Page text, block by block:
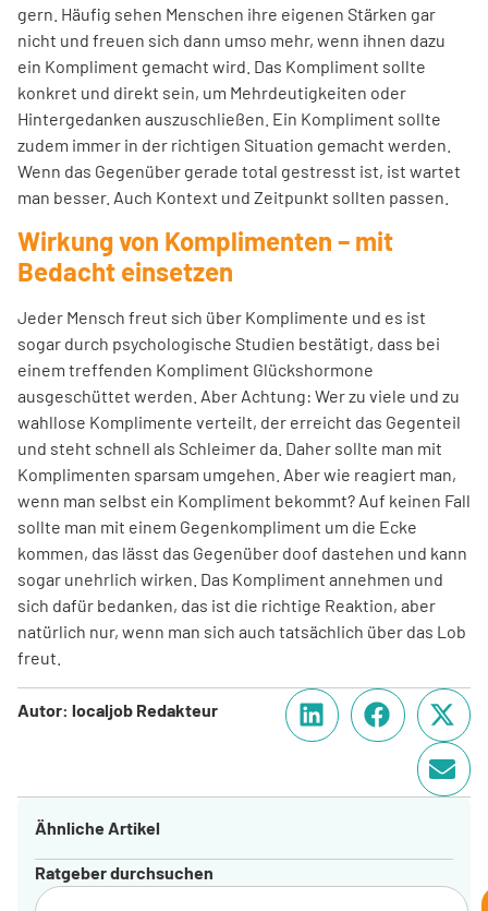
gern. Häufig sehen Menschen ihre eigenen Stärken gar
nicht und freuen sich dann umso mehr, wenn ihnen dazu
ein Kompliment gemacht wird. Das Kompliment sollte
konkret und direkt sein, um Mehrdeutigkeiten oder
Hintergedanken auszuschließen. Ein Kompliment sollte
zudem immer in der richtigen Situation gemacht werden.
Wenn das Gegenüber gerade total gestresst ist, ist wartet
man besser. Auch Kontext und Zeitpunkt sollten passen.
Wirkung von Komplimenten – mit
Bedacht einsetzen
Jeder Mensch freut sich über Komplimente und es ist
sogar durch psychologische Studien bestätigt, dass bei
einem treffenden Kompliment Glückshormone
ausgeschüttet werden. Aber Achtung: Wer zu viele und zu
wahllose Komplimente verteilt, der erreicht das Gegenteil
und steht schnell als Schleimer da. Daher sollte man mit
Komplimenten sparsam umgehen. Aber wie reagiert man,
wenn man selbst ein Kompliment bekommt? Auf keinen Fall
sollte man mit einem Gegenkompliment um die Ecke
kommen, das lässt das Gegenüber doof dastehen und kann
sogar unehrlich wirken. Das Kompliment annehmen und
sich dafür bedanken, das ist die richtige Reaktion, aber
natürlich nur, wenn man sich auch tatsächlich über das Lob
freut.
Autor: localjob Redakteur
Ähnliche Artikel
Ratgeber durchsuchen